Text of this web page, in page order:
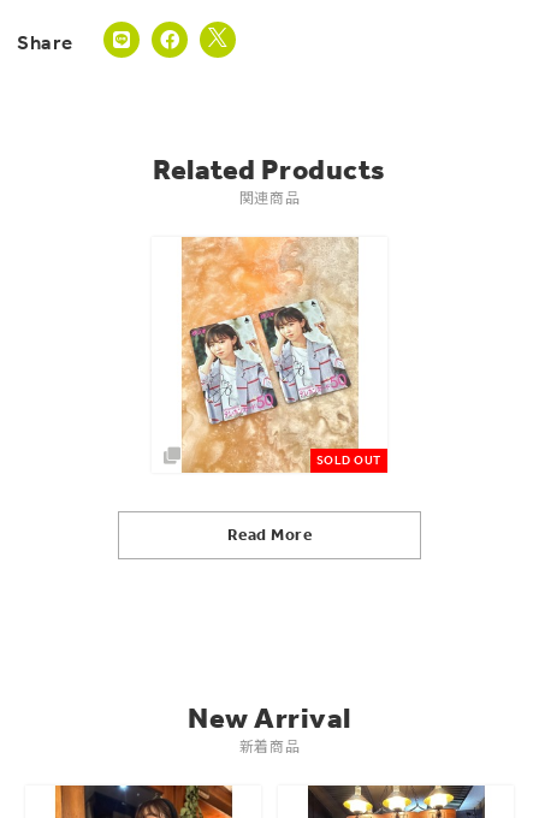
Related Products
関連商品
SOLD OUT
Read More
New Arrival
新着商品